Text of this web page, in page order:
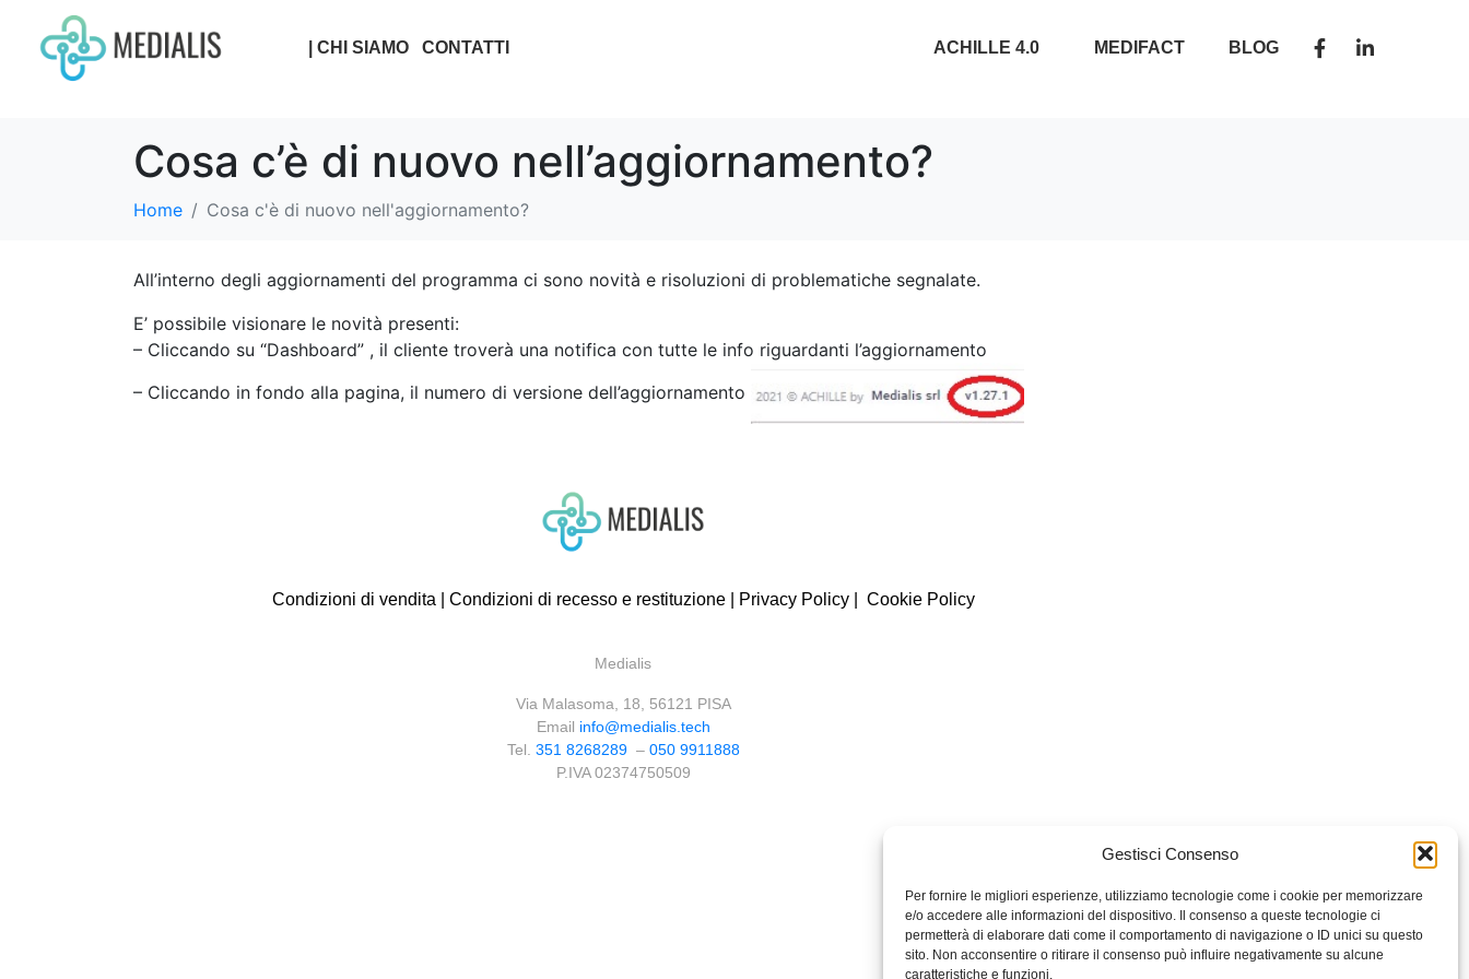
Gestisci Consenso
Per fornire le migliori esperienze, utilizziamo tecnologie come i cookie per memorizzare
e/o accedere alle informazioni del dispositivo. Il consenso a queste tecnologie ci
permetterà di elaborare dati come il comportamento di navigazione o ID unici su questo
sito. Non acconsentire o ritirare il consenso può influire negativamente su alcune
caratteristiche e funzioni.
| CHI SIAMO CONTATTI ACHILLE 4.0 MEDIFACT BLOG
Cosa c’è di nuovo nell’aggiornamento?
Home Cosa c'è di nuovo nell'aggiornamento?
All’interno degli aggiornamenti del programma ci sono novità e risoluzioni di problematiche segnalate.
E’ possibile visionare le novità presenti:
– Cliccando su “Dashboard” , il cliente troverà una notifica con tutte le info riguardanti l’aggiornamento
– Cliccando in fondo alla pagina, il numero di versione dell’aggiornamento
Condizioni di vendita Condizioni di recesso e restituzione| Privacy Policy| Cookie Policy
Medialis
Via Malasoma, 18, 56121 PISA
Email info@medialis.tech
Tel. 351 8268289 – 050 9911888
P.IVA 02374750509